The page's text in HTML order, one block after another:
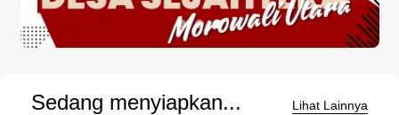
Sedang menyiapkan... Lihat Lainnya